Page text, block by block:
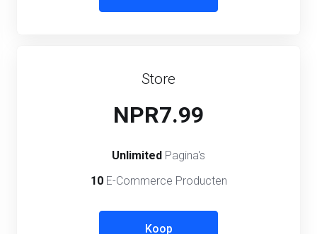
Store
NPR7.99
Unlimited Pagina's
10 E-Commerce Producten
Koop